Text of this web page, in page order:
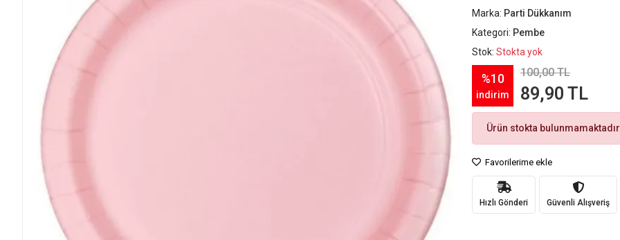
Marka: Parti Dükkanım
Kategori: Pembe
Stok: Stokta yok
%10
indirim
100,00 TL
89,90 TL
Ürün stokta
Favorilerime ekle
Hızlı Gönderi Güvenli Alışveriş